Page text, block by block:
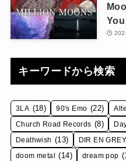
You
キーワードから検索
3LA (18) 90's Emo (22)
Church Road Records (8)
Deathwish (13) DIR EN GREY
doom metal (14) dream pop